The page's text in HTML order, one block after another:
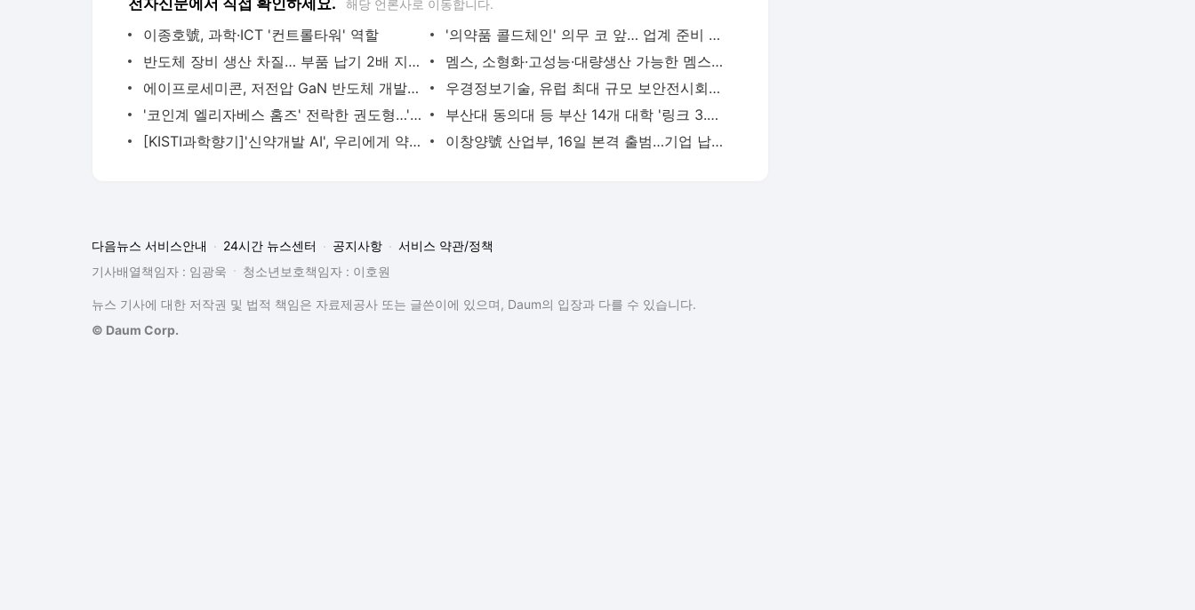
전자신문에서 직접 확인하세요. 해당 언론사로 이동합니다.
이종호號, 과학·ICT '컨트롤타워' 역할
'의약품 콜드체인' 의무 코 앞… 업계 준비 태부족
반도체 장비 생산 차질… 부품 납기 2배 지연
멤스, 소형화·고성능·대량생산 가능한 멤스 미러 소자 등 개발
에이프로세미콘, 저전압 GaN 반도체 개발...신사업 시동
우경정보기술, 유럽 최대 규모 보안전시회 'IFSEC 2022' 참가...K-AI 기술 선봬
'코인계 엘리자베스 홈즈' 전락한 권도형…'코인 몰락' 농담 재조명
부산대 동의대 등 부산 14개 대학 '링크 3.0' 선정
[KISTI과학향기]'신약개발 AI', 우리에게 약일까, 독일까?
이창양號 산업부, 16일 본격 출범…기업 납득할만한 정책 제시해야
다음뉴스 서비스안내 24시간 뉴스센터 공지사항
서비스 약관/정책
기사배열책임자 : 임광욱
청소년보호책임자 : 이호원
뉴스 기사에 대한 저작권 및 법적 책임은 자료제공사 또는 글쓴이에 있으며, Daum의 입장과 다를 수 있습니다.
© Daum Corp.